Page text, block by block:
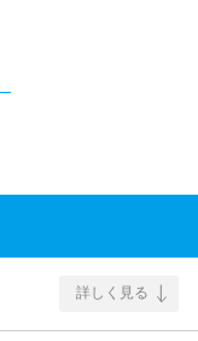
詳しく見る